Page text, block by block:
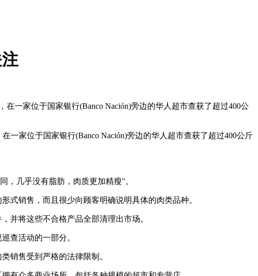
一家位于国家银行(Banco Nación)旁边的华人超市查获了超过400公
一家位于国家银行(Banco Nación)旁边的华人超市查获了超过400公斤
，几乎没有脂肪，肉质更加精瘦"。
式销售，而且很少向顾客明确说明具体的肉类品种。
并将这些不合格产品全部清理出市场。
查活动的一部分。
销售受到严格的法律限制。